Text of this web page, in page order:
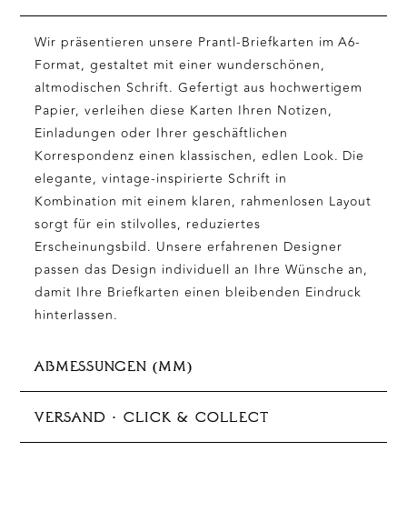
Wir präsentieren unsere Prantl-Briefkarten im A6-
Format, gestaltet mit einer wunderschönen,
altmodischen Schrift. Gefertigt aus hochwertigem
Papier, verleihen diese Karten Ihren Notizen,
Einladungen oder Ihrer geschäftlichen
Korrespondenz einen klassischen, edlen Look. Die
elegante, vintage-inspirierte Schrift in
Kombination mit einem klaren, rahmenlosen Layout
sorgt für ein stilvolles, reduziertes
Erscheinungsbild. Unsere erfahrenen Designer
passen das Design individuell an Ihre Wünsche an,
damit Ihre Briefkarten einen bleibenden Eindruck
hinterlassen.
ABMESSUNGEN (MM)
105x148 mm (A6)
VERSAND · CLICK & COLLECT